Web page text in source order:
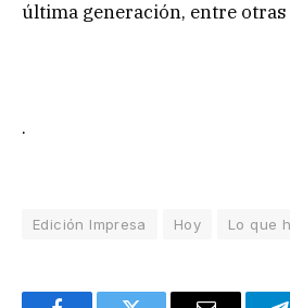
última generación, entre
.
Edición Impresa Hoy Lo que